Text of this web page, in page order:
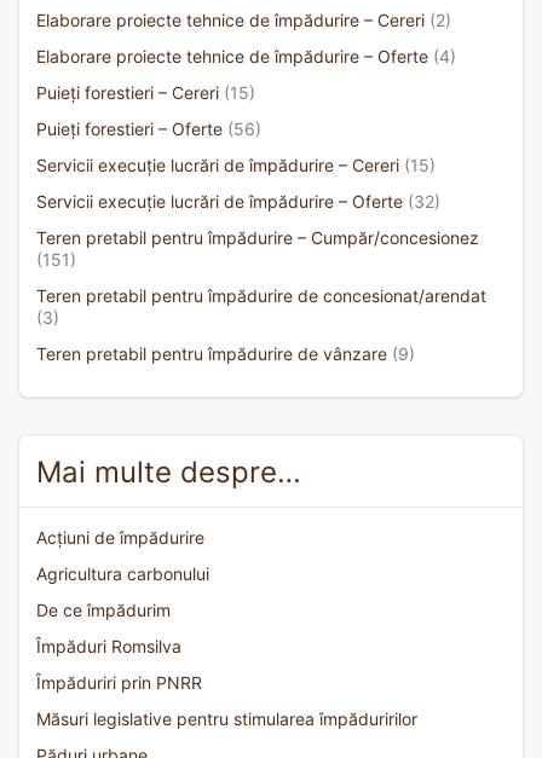
Elaborare proiecte tehnice de împădurire – Cereri (2)
Elaborare proiecte tehnice de împădurire – Oferte (4)
Puieți forestieri – Cereri (15)
Puieți forestieri – Oferte (56)
Servicii execuție lucrări de împădurire – Cereri (15)
Servicii execuție lucrări de împădurire – Oferte (32)
Teren pretabil pentru împădurire – Cumpăr/concesionez
(151)
Teren pretabil pentru împădurire de concesionat/arendat
(3)
Teren pretabil pentru împădurire de vânzare (9)
Mai multe despre…
Acțiuni de împădurire
Agricultura carbonului
De ce împădurim
Împăduri Romsilva
Împăduriri prin PNRR
Măsuri legislative pentru stimularea împăduririlor